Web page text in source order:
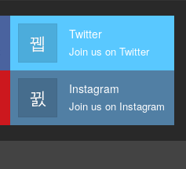
Twitter
Join us on Twitter
Instagram
Join us on Instagram